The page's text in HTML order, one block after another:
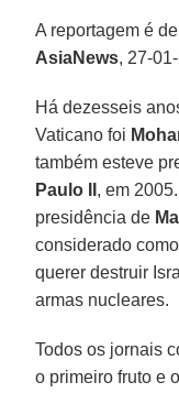
A reportagem é de
AsiaNews, 27-
Há dezesseis
Vaticano foi
também esteve
Paulo II , em
presidência de
considerado
querer destruir
armas nucleares.
Todos os jornais
o primeiro fruto e